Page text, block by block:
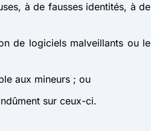
à de fausses identités, à de
de logiciels malveillants ou le
aux mineurs ; ou
sur ceux-ci.